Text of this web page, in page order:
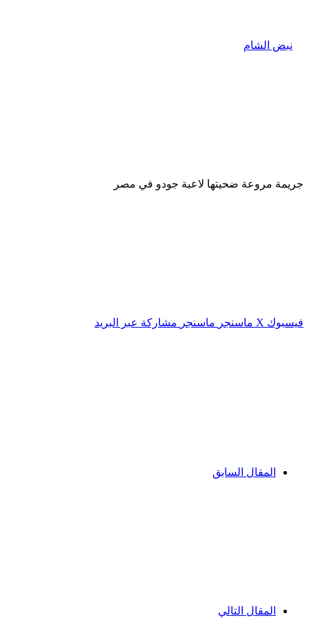
جريمة مروعة ضحيتها لاعبة جودو في مصر
فيسبوك ‫X ماسنجر ماسنجر مشاركة عبر البريد
المقال السابق
المقال التالي